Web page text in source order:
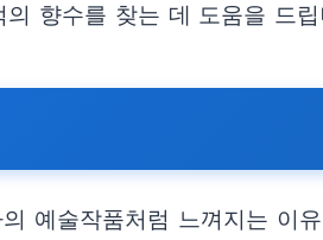
향수를 찾는 데 도움을 드립
예술작품처럼 느껴지는 이